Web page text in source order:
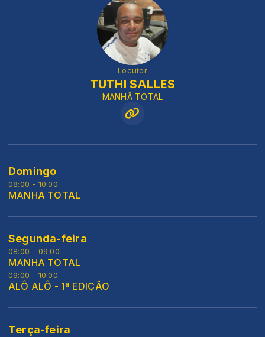
Locutor
TUTHI SALLES
MANHÃ TOTAL
Domingo
08:00 - 10:00
MANHA TOTAL
Segunda-feira
08:00 - 09:00
MANHA TOTAL
09:00 - 10:00
ALÔ ALÔ - 1ª EDIÇÃO
Terça-feira